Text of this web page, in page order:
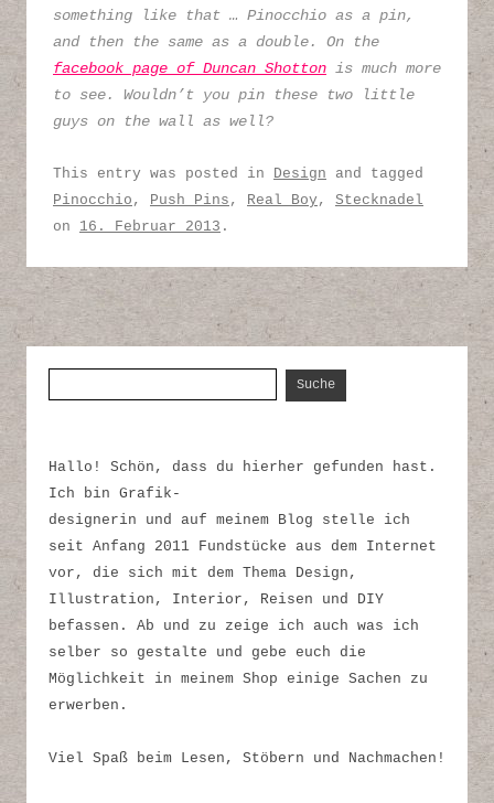
something like that … Pinocchio as a pin,
and then the same as a double. On the
facebook page of Duncan Shotton is much more
to see. Wouldn’t you pin these two little
guys on the wall as well?
This entry was posted in Design and tagged
Pinocchio , Push Pins , Real Boy, Stecknadel
on 16. Februar 2013 .
Hallo! Schön, dass du hierher gefunden hast.
Ich bin Grafik-
designerin und auf meinem Blog stelle ich
seit Anfang 2011 Fundstücke aus dem Internet
vor, die sich mit dem Thema Design,
Illustration, Interior, Reisen und DIY
befassen. Ab und zu zeige ich auch was ich
selber so gestalte und gebe euch die
Möglichkeit in meinem Shop einige Sachen zu
erwerben.
Viel Spaß beim Lesen, Stöbern und Nachmachen!